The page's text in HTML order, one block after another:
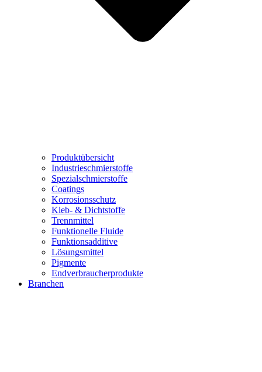
Produktübersicht
Industrieschmierstoffe
Spezialschmierstoffe
Coatings
Korrosionsschutz
Kleb- & Dichtstoffe
Trennmittel
Funktionelle Fluide
Funktionsadditive
Lösungsmittel
Pigmente
Endverbraucherprodukte
Branchen